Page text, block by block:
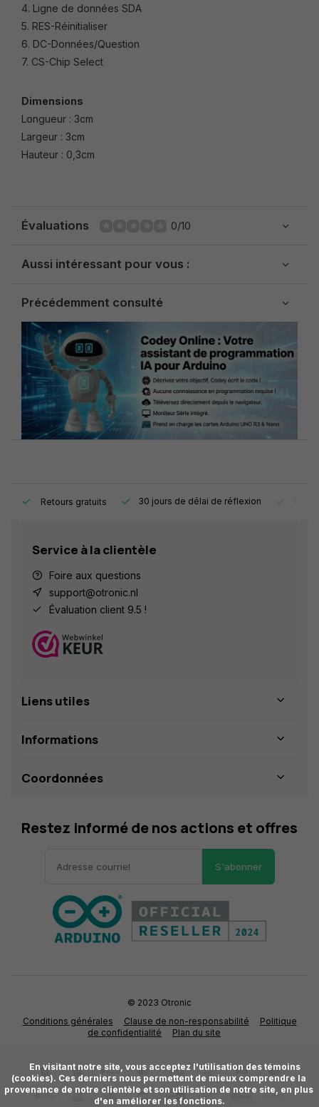
4. Ligne de données SDA
5. RES-Réinitialiser
6. DC-Données/Question
7. CS-Chip Select
Dimensions
Longueur : 3cm
Largeur : 3cm
Hauteur : 0,3cm
Évaluations 0/10
Aussi intéressant pour vous :
Précédemment consulté
Retours gratuits 30 jours de délai de réflexion
Service à la clientèle
Foire aux questions
support@otronic.nl
Évaluation client 9.5 !
Liens utiles
Informations
Coordonnées
Restez informé de nos actions et offres
S'abonner
Conditions générales Clause de non-responsabilité
Politique
de confidentialité
Plan du site
© 2023 Otronic
(cookies). Ces derniers nous permettent de mieux comprendre la
provenance de notre clientèle et son utilisation de notre site, en plus
d'en améliorer les fonctions.